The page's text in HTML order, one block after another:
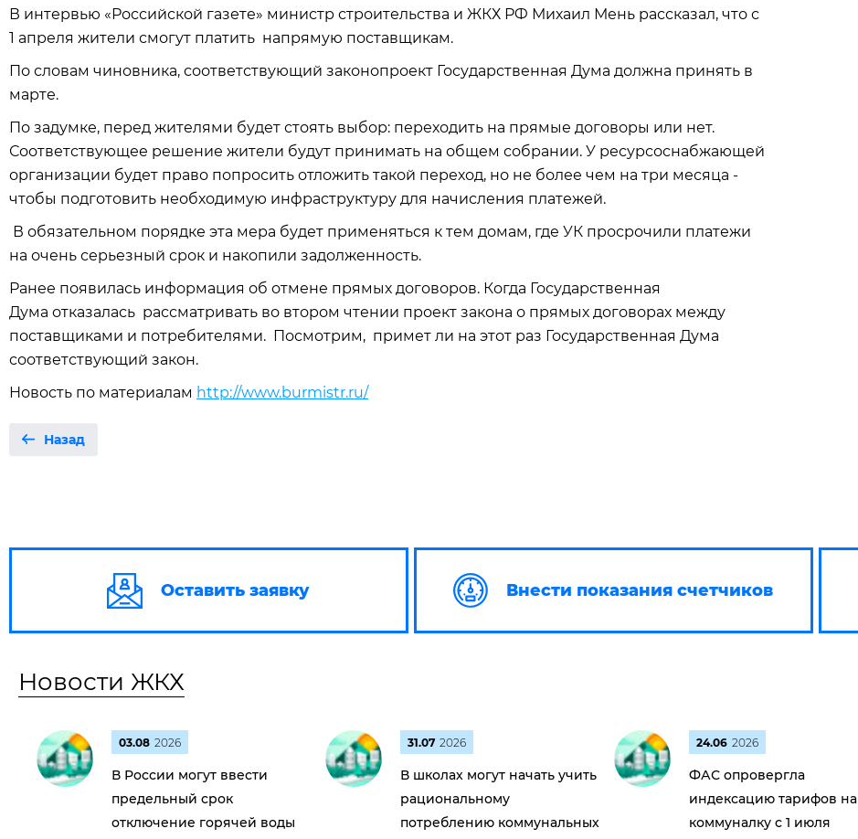
В интервью «Российской газете» министр строительства и ЖКХ РФ Михаил Мень рассказал, что с
1 апреля жители смогут платить напрямую поставщикам.
По словам чиновника, соответствующий законопроект Государственная Дума должна принять в
марте.
По задумке, перед жителями будет стоять выбор: переходить на прямые договоры или нет.
Соответствующее решение жители будут принимать на общем собрании. У ресурсоснабжающей
организации будет право попросить отложить такой переход, но не более чем на три месяца -
чтобы подготовить необходимую инфраструктуру для начисления платежей.
В обязательном порядке эта мера будет применяться к тем домам, где УК просрочили платежи
на очень серьезный срок и накопили задолженность.
Ранее появилась информация об отмене прямых договоров. Когда Государственная
Дума отказалась рассматривать во втором чтении проект закона о прямых договорах между
поставщиками и потребителями. Посмотрим, примет ли на этот раз Государственная Дума
соответствующий закон.
Новость по материалам http://www.burmistr.ru/
Назад
Оставить заявку Внести показания счетчиков
Новости ЖКХ
03.08 2026
В России могут ввести
предельный срок
отключение горячей воды
31.07 2026
В школах могут начать учить
рациональному
потреблению коммунальных
24.06 2026
ФАС опровергла
индексацию тарифов на
коммуналку с 1 июля